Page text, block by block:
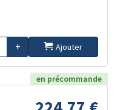
+ Ajouter
en précommande